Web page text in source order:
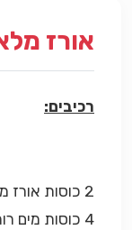
אורז
רכיבים:
2 כוסות אורז מלא
4 כוסות מים רותחים